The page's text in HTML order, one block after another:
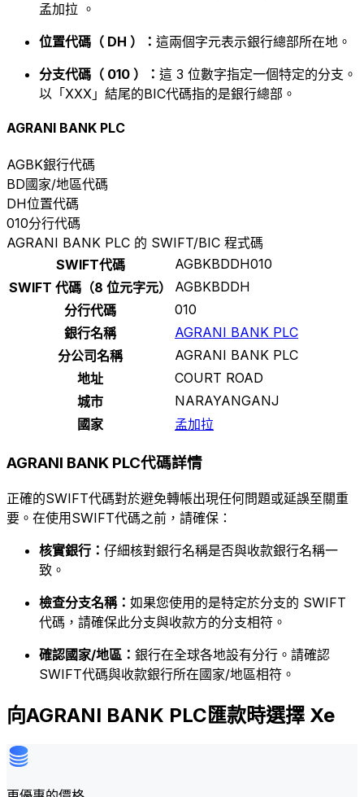
孟加拉 。
位置代碼（ DH ）： 這兩個字元表示銀行總部所在地。
分支代碼（ 010 ）： 這 3 位數字指定一個特定的分支。
以「XXX」結尾的BIC代碼指的是銀行總部。
AGRANI BANK PLC
AGBK銀行代碼
BD國家/地區代碼
DH位置代碼
010分行代碼
AGRANI BANK PLC 的 SWIFT/BIC 程式碼
SWIFT代碼
AGBKBDDH010
SWIFT 代碼（8 位元字元）
AGBKBDDH
分行代碼
010
銀行名稱
AGRANI BANK PLC
分公司名稱
AGRANI BANK PLC
地址
COURT ROAD
城市
NARAYANGANJ
國家
孟加拉
AGRANI BANK PLC代碼詳情
正確的SWIFT代碼對於避免轉帳出現任何問題或延誤至關重
要。在使用SWIFT代碼之前，請確保：
核實銀行： 仔細核對銀行名稱是否與收款銀行名稱一
致。
檢查分支名稱： 如果您使用的是特定於分支的 SWIFT
代碼，請確保此分支與收款方的分支相符。
確認國家/地區： 銀行在全球各地設有分行。請確認
SWIFT代碼與收款銀行所在國家/地區相符。
向AGRANI BANK PLC匯款時選擇 Xe